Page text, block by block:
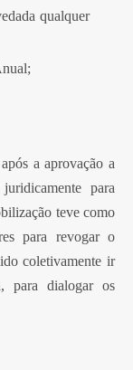
qualquer
a aprovação a
para
teve como
para revogar o
coletivamente ir
para dialogar os